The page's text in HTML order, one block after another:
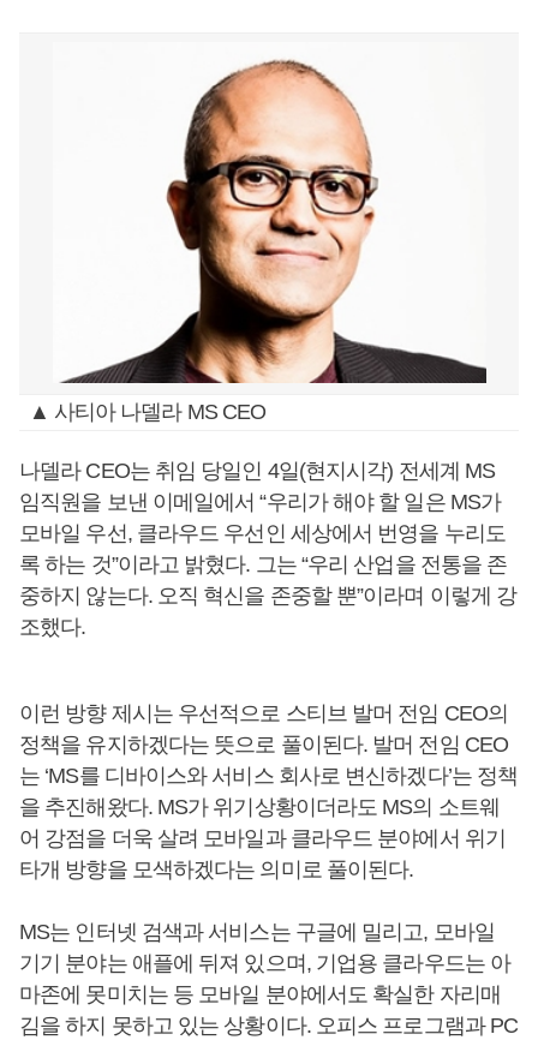
▲ 사티아 나델라 MS CEO
나델라 CEO는 취임 당일인 4일(현지시각) 전세계 MS
임직원을 보낸 이메일에서 “우리가 해야 할 일은 MS가
모바일 우선, 클라우드 우선인 세상에서 번영을 누리도
록 하는 것”이라고 밝혔다. 그는 “우리 산업을 전통을 존
중하지 않는다. 오직 혁신을 존중할 뿐”이라며 이렇게 강
조했다.
이런 방향 제시는 우선적으로 스티브 발머 전임 CEO의
정책을 유지하겠다는 뜻으로 풀이된다. 발머 전임 CEO
는 ‘MS를 디바이스와 서비스 회사로 변신하겠다’는 정책
을 추진해왔다. MS가 위기상황이더라도 MS의 소트웨
어 강점을 더욱 살려 모바일과 클라우드 분야에서 위기
타개 방향을 모색하겠다는 의미로 풀이된다.
MS는 인터넷 검색과 서비스는 구글에 밀리고, 모바일
기기 분야는 애플에 뒤져 있으며, 기업용 클라우드는 아
마존에 못미치는 등 모바일 분야에서도 확실한 자리매
김을 하지 못하고 있는 상황이다. 오피스 프로그램과 PC